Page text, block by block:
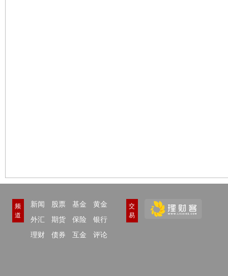
频
道
新闻 股票 基金
黄金
外汇
期货 保险
银行
理财
债券 互金 评论
交
易